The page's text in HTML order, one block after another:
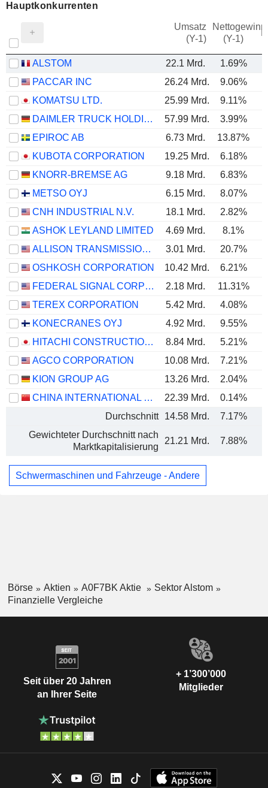
Hauptkonkurrenten
Umsatz
(Y-1)
Nettogewinn
(Y-1)
ALSTOM 22.1 Mrd. 1.69%
PACCAR INC
26.24 Mrd. 9.06%
KOMATSU LTD.
25.99 Mrd. 9.11%
DAIMLER TRUCK HOLDING AG
57.99 Mrd. 3.99%
EPIROC AB
6.73 Mrd. 13.87%
KUBOTA CORPORATION
19.25 Mrd. 6.18%
KNORR-BREMSE AG
9.18 Mrd. 6.83%
METSO OYJ
6.15 Mrd. 8.07%
CNH INDUSTRIAL N.V.
18.1 Mrd. 2.82%
ASHOK LEYLAND LIMITED
4.69 Mrd. 8.1%
ALLISON TRANSMISSION HOLDINGS, INC.
3.01 Mrd. 20.7%
OSHKOSH CORPORATION
10.42 Mrd. 6.21%
FEDERAL SIGNAL CORPORATION
2.18 Mrd. 11.31%
TEREX CORPORATION
5.42 Mrd. 4.08%
KONECRANES OYJ
4.92 Mrd. 9.55%
HITACHI CONSTRUCTION MACHINERY CO., LTD.
8.84 Mrd. 5.21%
AGCO CORPORATION
10.08 Mrd. 7.21%
KION GROUP AG
13.26 Mrd. 2.04%
CHINA INTERNATIONAL MARINE CONTAINERS (GROUP) CO., LTD.
22.39 Mrd. 0.14%
Durchschnitt
14.58 Mrd. 7.17%
Gewichteter Durchschnitt nach
Marktkapitalisierung
21.21 Mrd. 7.88%
Schwermaschinen und Fahrzeuge - Andere
Börse Aktien A0F7BK Aktie
Sektor Alstom
Finanzielle Vergleiche
Seit über 20 Jahren
an Ihrer Seite
+ 1’300’000
Mitglieder